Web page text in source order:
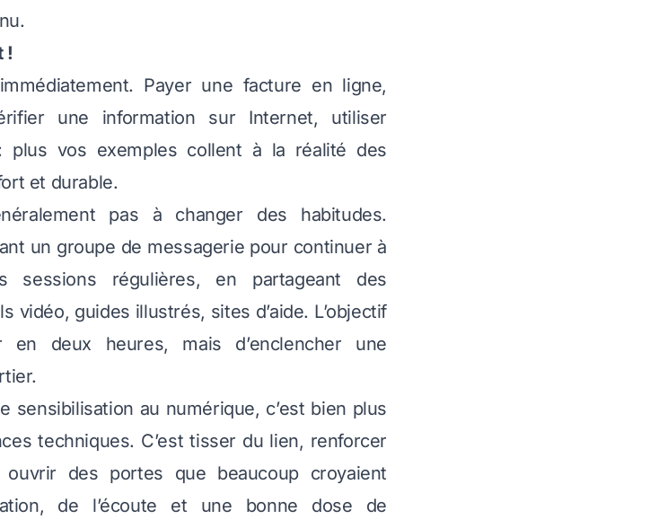
!
Payer une facture en ligne,
une information sur Internet, utiliser
plus vos exemples collent à la réalité des
et durable.
pas à changer des habitudes.
un groupe de messagerie pour continuer à
sessions régulières, en partageant des
vidéo, guides illustrés, sites d’aide. L’objectif
deux heures, mais d’enclencher une
sensibilisation au numérique, c’est bien plus
techniques. C’est tisser du lien, renforcer
ouvrir des portes que beaucoup croyaient
de l’écoute et une bonne dose de